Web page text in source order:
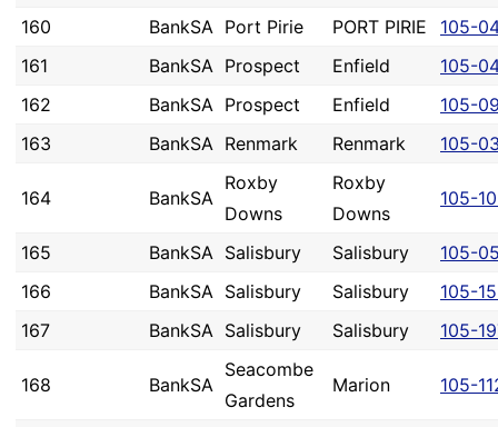
160
BankSA Port Pirie PORT PIRIE
105-
161
BankSA Prospect Enfield
105-
162
BankSA Prospect Enfield
105-
163
BankSA Renmark Renmark 105-
164 BankSA
Roxby
Downs
Roxby
Downs
105-
165 BankSA Salisbury Salisbury
105-
166
BankSA Salisbury Salisbury
105-
167
BankSA Salisbury Salisbury 105-
168 BankSA
Seacombe
Gardens
Marion 105-